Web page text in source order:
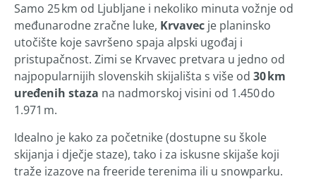
Samo 25 km od Ljubljane i nekoliko minuta vožnje od
međunarodne zračne luke, Krvavec je planinsko
utočište koje savršeno spaja alpski ugođaj i
pristupačnost. Zimi se Krvavec pretvara u jedno od
najpopularnijih slovenskih skijališta s više od 30 km
uređenih staza na nadmorskoj visini od 1.450 do
1.971 m.
Idealno je kako za početnike (dostupne su škole
skijanja i dječje staze), tako i za iskusne skijaše koji
traže izazove na freeride terenima ili u snowparku.